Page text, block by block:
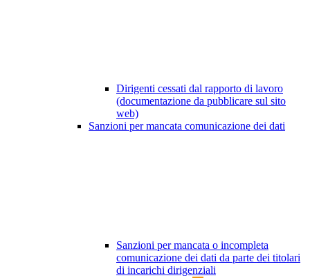
Dirigenti cessati dal rapporto di lavoro
(documentazione da pubblicare sul sito
web)
Sanzioni per mancata comunicazione dei dati
Sanzioni per mancata o incompleta
comunicazione dei dati da parte dei titolari
di incarichi dirigenziali